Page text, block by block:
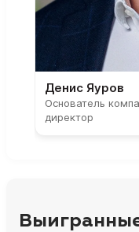
Денис Яуров
Основатель
директор